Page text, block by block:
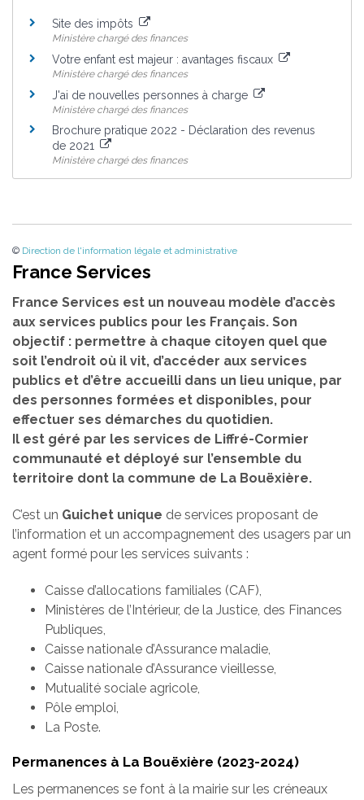
Site des impôts
Ministère chargé des finances
Votre enfant est majeur : avantages fiscaux
Ministère chargé des finances
J'ai de nouvelles personnes à charge
Ministère chargé des finances
Brochure pratique 2022 - Déclaration des revenus
de 2021
Ministère chargé des finances
© Direction de l'information légale et administrative
France Services
France Services est un nouveau modèle d’accès
aux services publics pour les Français. Son
objectif : permettre à chaque citoyen quel que
soit l’endroit où il vit, d’accéder aux services
publics et d’être accueilli dans un lieu unique, par
des personnes formées et disponibles, pour
effectuer ses démarches du quotidien.
Il est géré par les services de Liffré-Cormier
communauté et déployé sur l’ensemble du
territoire dont la commune de La Bouëxière.
C’est un Guichet unique de services proposant de
l’information et un accompagnement des usagers par un
agent formé pour les services suivants :
Caisse d’allocations familiales (CAF),
Ministères de l’Intérieur, de la Justice, des Finances
Publiques,
Caisse nationale d’Assurance maladie,
Caisse nationale d’Assurance vieillesse,
Mutualité sociale agricole,
Pôle emploi,
La Poste.
Permanences à La Bouëxière (2023-2024)
Les permanences se font à la mairie sur les créneaux